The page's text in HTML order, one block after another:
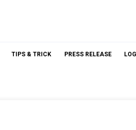
TIPS & TRICK PRESS RELEASE